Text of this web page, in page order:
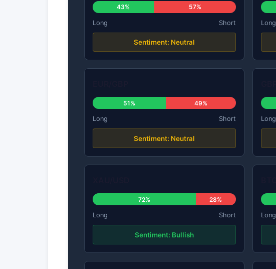
43% 57%
Long Short
Sentiment: Neutral
Long
51% 49%
Long Short
Sentiment: Neutral
Long
72% 28%
Long Short
Sentiment: Bullish
Long